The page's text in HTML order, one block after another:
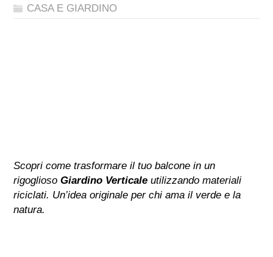
CASA E GIARDINO
Scopri come trasformare il tuo balcone in un
rigogliosoGiardino Verticale utilizzando materiali
riciclati. Un’idea originale per chi ama il verde e la
natura.